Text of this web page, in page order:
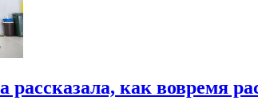
как вовремя